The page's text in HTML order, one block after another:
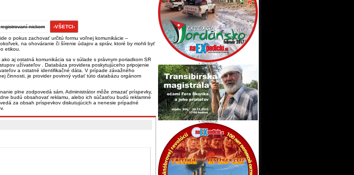
registrovaní nickom ›VŠETCI‹
o pokus zachovať určitú formu voľnej komunikácie –
na ohováranie či šírenie údajov a správ, ktoré by mohli byť
etikou.
aj ostatná komunikácia sa v súlade s právnym poriadkom SR
užívateľov . Databáza providera poskytujúceho pripojenie
a ostatné identifikačné dáta. V prípade závažného
činnosti, je provider povinný vydať túto databázu orgánom
plne zodpovedá sám. Administrátor môže zmazať príspevky,
budú obsahovať reklamu, alebo ich súčasťou budú reklamné
za obsah príspevkov diskutujúcich a nenesie prípadné